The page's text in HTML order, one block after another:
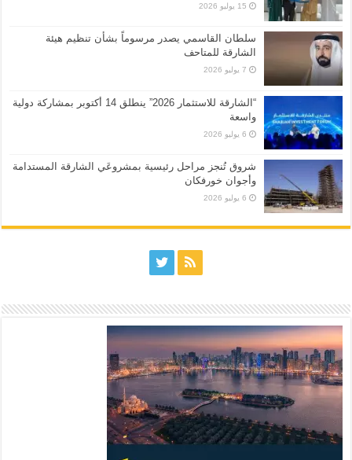
15 يوليو 2026
سلطان القاسمي يصدر مرسوماً بشأن تنظيم هيئة
الشارقة للمتاحف
7 يوليو 2026
“الشارقة للاستثمار 2026” ينطلق 14 أكتوبر بمشاركة دولية
واسعة
6 يوليو 2026
شروق تُنجز مراحل رئيسية بمشروعَي الشارقة المستدامة
وأجوان خورفكان
6 يوليو 2026